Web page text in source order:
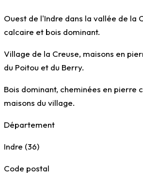
Ouest de l'Indre dans la vallée de la
calcaire et bois dominant.
Village de la Creuse, maisons en
du Poitou et du Berry.
Bois dominant, cheminées en pierre
maisons du village.
Département
Indre (36)
Code postal